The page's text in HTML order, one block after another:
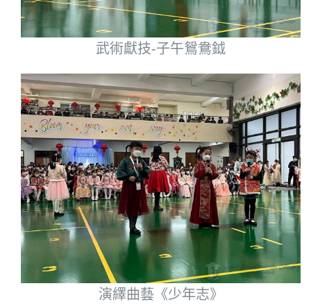
武術獻技-子午鴛鴦鉞
演繹曲藝《少年志》